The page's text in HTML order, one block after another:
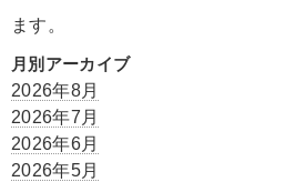
ます。
月別アーカイブ
2026年8月
2026年7月
2026年6月
2026年5月